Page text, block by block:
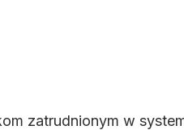
zatrudnionym w